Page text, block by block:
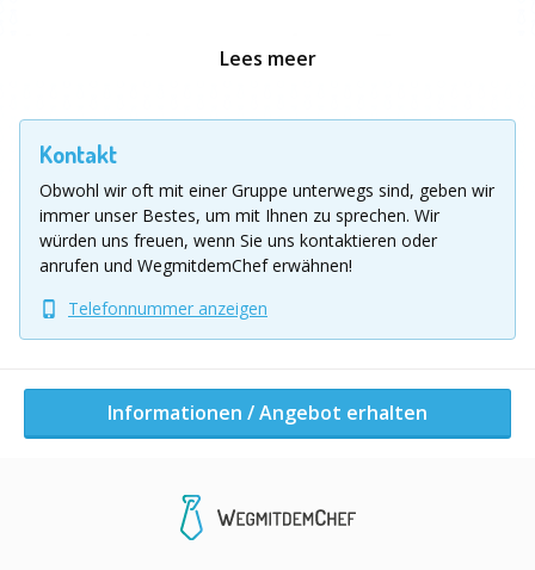
Andere Aktivitäten dieser Firma
Niedrigseilgarten
Lees meer
Kontakt
Obwohl wir oft mit einer Gruppe unterwegs sind, geben wir
immer unser Bestes, um mit Ihnen zu sprechen. Wir
würden uns freuen, wenn Sie uns kontaktieren oder
anrufen und WegmitdemChef erwähnen!
Telefonnummer anzeigen
Informationen / Angebot erhalten